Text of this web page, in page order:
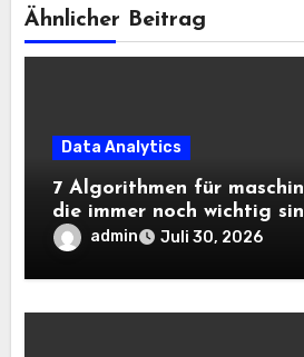
Ähnlicher Beitrag
Data Analytics
7 Algorithmen für
die immer noch wichtig
admin Juli 30, 2026